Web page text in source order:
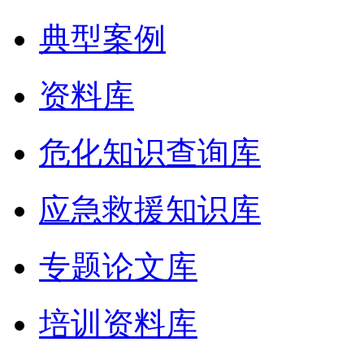
典型案例
资料库
危化知识查询库
应急救援知识库
专题论文库
培训资料库